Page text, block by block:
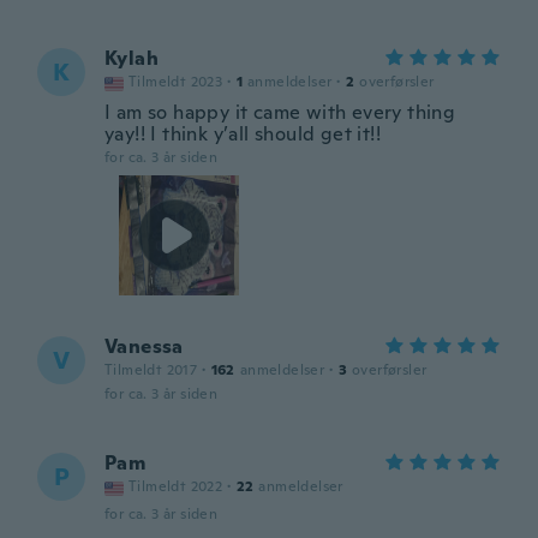
K Kylah
Tilmeldt 2023 · 1 anmeldelser · 2 overførsler
I am so happy it came with every thing
yay!! I think y’all should get it!!
for ca. 3 år siden
V Vanessa
Tilmeldt 2017 · 162 anmeldelser · 3 overførsler
for ca. 3 år siden
P Pam
Tilmeldt 2022 · 22 anmeldelser
for ca. 3 år siden